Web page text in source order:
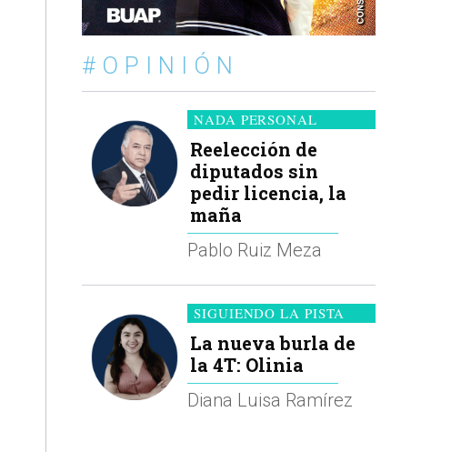
#OPINIÓN
NADA PERSONAL
Reelección de
diputados sin
pedir licencia, la
maña
Pablo Ruiz Meza
SIGUIENDO LA PISTA
La nueva burla de
la 4T: Olinia
Diana Luisa Ramírez